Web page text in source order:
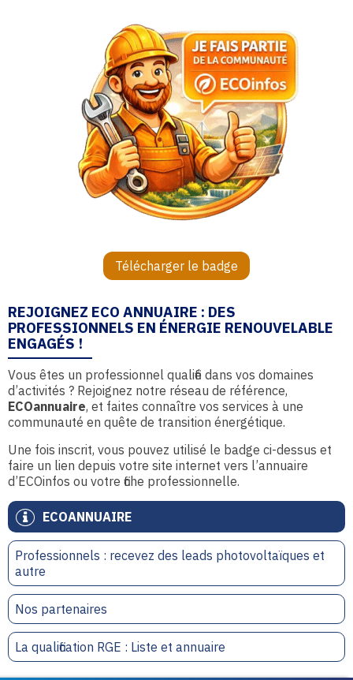
ECOANNUAIRE
Professionnels : recevez des leads photovoltaïques et
autre
Nos partenaires
La qualification RGE : Liste et annuaire
Télécharger le badge
REJOIGNEZ ECO ANNUAIRE : DES
PROFESSIONNELS EN ÉNERGIE RENOUVELABLE
ENGAGÉS !
Vous êtes un professionnel qualifié dans vos domaines
d’activités ? Rejoignez notre réseau de référence,
ECOannuaire, et faites connaître vos services à une
communauté en quête de transition énergétique.
Une fois inscrit, vous pouvez utilisé le badge ci-dessus et
faire un lien depuis votre site internet vers l’annuaire
d’ECOinfos ou votre fiche professionnelle.